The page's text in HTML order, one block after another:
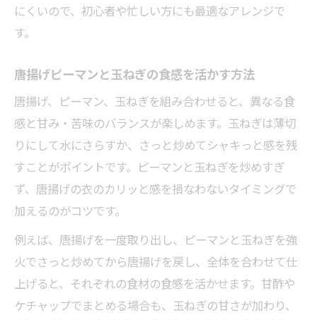
にくいので、初心者や忙しい方にも最適なアレンジで
す。
唐揚げピーマンと玉ねぎの食感を活かす方法
唐揚げ、ピーマン、玉ねぎを組み合わせると、異なる食
感と甘み・苦味のバランスが楽しめます。玉ねぎは薄切
りにして水にさらすか、さっと炒めてシャキっと感を残
すことがポイントです。ピーマンと玉ねぎを炒めすぎ
ず、唐揚げの衣のカリッと感を損なわないタイミングで
加えるのがコツです。
例えば、唐揚げを一度取り出し、ピーマンと玉ねぎを強
火でさっと炒めてから唐揚げを戻し、全体を合わせて仕
上げると、それぞれの食材の食感を活かせます。甘酢や
ケチャップでまとめる場合も、玉ねぎの甘さが加わり、